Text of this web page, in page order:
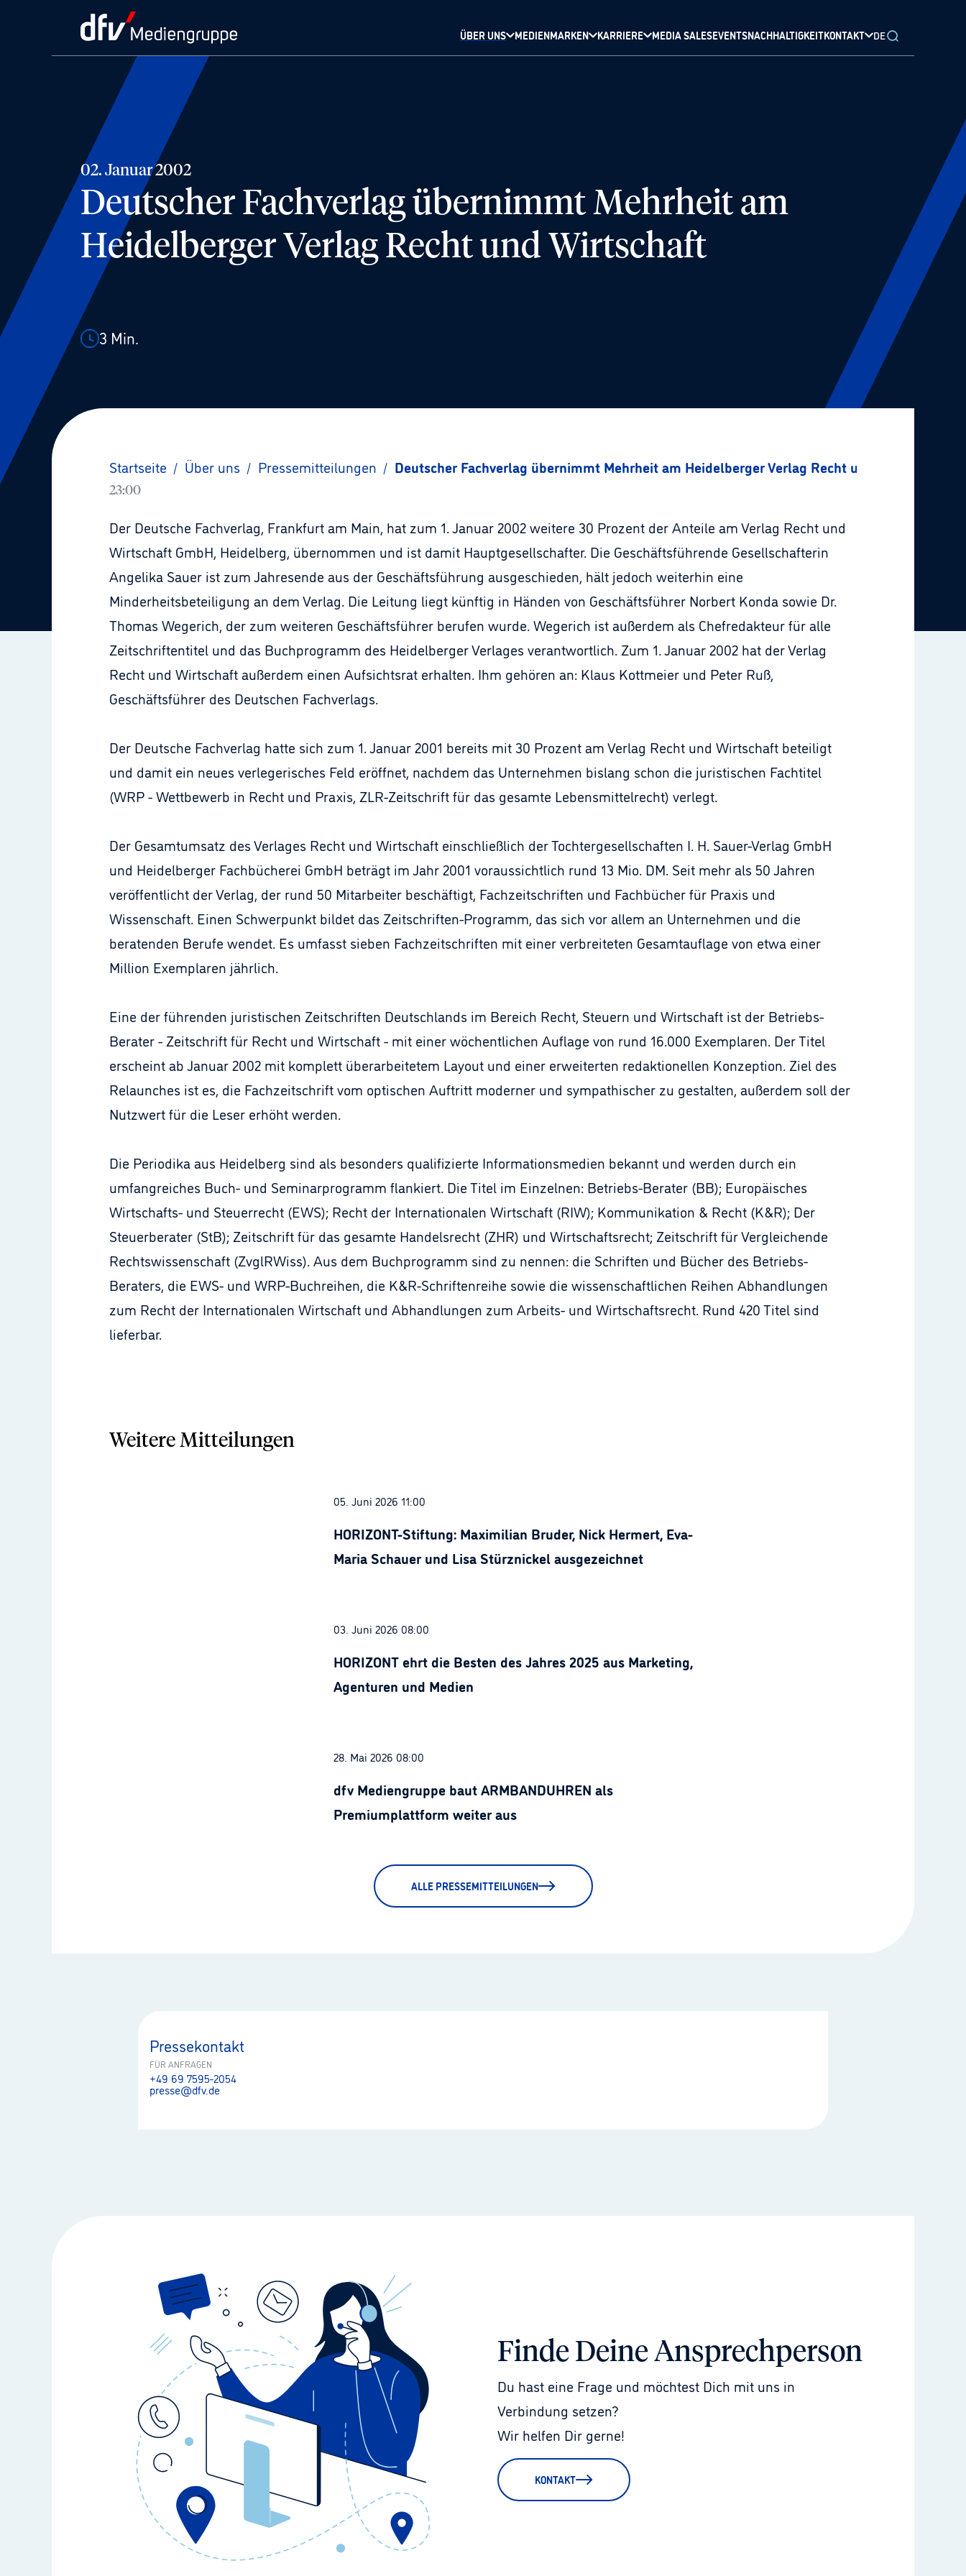
ÜBER UNS MEDIENMARKEN KARRIERE MEDIA SALESEVENTSNACHHALTIGKEITKONTAKT DE
02. Januar 2002
Deutscher Fachverlag übernimmt Mehrheit am
Heidelberger Verlag Recht und Wirtschaft
3 Min.
Startseite / Über uns / Pressemitteilungen / Deutscher Fachverlag übernimmt Mehrheit am Heidelberger Verlag Recht und Wirtschaft
23:00
Der Deutsche Fachverlag, Frankfurt am Main, hat zum 1. Januar 2002 weitere 30 Prozent der Anteile am Verlag Recht und
Wirtschaft GmbH, Heidelberg, übernommen und ist damit Hauptgesellschafter. Die Geschäftsführende Gesellschafterin
Angelika Sauer ist zum Jahresende aus der Geschäftsführung ausgeschieden, hält jedoch weiterhin eine
Minderheitsbeteiligung an dem Verlag. Die Leitung liegt künftig in Händen von Geschäftsführer Norbert Konda sowie Dr.
Thomas Wegerich, der zum weiteren Geschäftsführer berufen wurde. Wegerich ist außerdem als Chefredakteur für alle
Zeitschriftentitel und das Buchprogramm des Heidelberger Verlages verantwortlich. Zum 1. Januar 2002 hat der Verlag
Recht und Wirtschaft außerdem einen Aufsichtsrat erhalten. Ihm gehören an: Klaus Kottmeier und Peter Ruß,
Geschäftsführer des Deutschen Fachverlags.
Der Deutsche Fachverlag hatte sich zum 1. Januar 2001 bereits mit 30 Prozent am Verlag Recht und Wirtschaft beteiligt
und damit ein neues verlegerisches Feld eröffnet, nachdem das Unternehmen bislang schon die juristischen Fachtitel
(WRP - Wettbewerb in Recht und Praxis, ZLR-Zeitschrift für das gesamte Lebensmittelrecht) verlegt.
Der Gesamtumsatz des Verlages Recht und Wirtschaft einschließlich der Tochtergesellschaften I. H. Sauer-Verlag GmbH
und Heidelberger Fachbücherei GmbH beträgt im Jahr 2001 voraussichtlich rund 13 Mio. DM. Seit mehr als 50 Jahren
veröffentlicht der Verlag, der rund 50 Mitarbeiter beschäftigt, Fachzeitschriften und Fachbücher für Praxis und
Wissenschaft. Einen Schwerpunkt bildet das Zeitschriften-Programm, das sich vor allem an Unternehmen und die
beratenden Berufe wendet. Es umfasst sieben Fachzeitschriften mit einer verbreiteten Gesamtauflage von etwa einer
Million Exemplaren jährlich.
Eine der führenden juristischen Zeitschriften Deutschlands im Bereich Recht, Steuern und Wirtschaft ist der Betriebs-
Berater - Zeitschrift für Recht und Wirtschaft - mit einer wöchentlichen Auflage von rund 16.000 Exemplaren. Der Titel
erscheint ab Januar 2002 mit komplett überarbeitetem Layout und einer erweiterten redaktionellen Konzeption. Ziel des
Relaunches ist es, die Fachzeitschrift vom optischen Auftritt moderner und sympathischer zu gestalten, außerdem soll der
Nutzwert für die Leser erhöht werden.
Die Periodika aus Heidelberg sind als besonders qualifizierte Informationsmedien bekannt und werden durch ein
umfangreiches Buch- und Seminarprogramm flankiert. Die Titel im Einzelnen: Betriebs-Berater (BB); Europäisches
Wirtschafts- und Steuerrecht (EWS); Recht der Internationalen Wirtschaft (RIW); Kommunikation & Recht (K&R); Der
Steuerberater (StB); Zeitschrift für das gesamte Handelsrecht (ZHR) und Wirtschaftsrecht; Zeitschrift für Vergleichende
Rechtswissenschaft (ZvglRWiss). Aus dem Buchprogramm sind zu nennen: die Schriften und Bücher des Betriebs-
Beraters, die EWS- und WRP-Buchreihen, die K&R-Schriftenreihe sowie die wissenschaftlichen Reihen Abhandlungen
zum Recht der Internationalen Wirtschaft und Abhandlungen zum Arbeits- und Wirtschaftsrecht. Rund 420 Titel sind
lieferbar.
Weitere Mitteilungen
05. Juni 2026 11:00
HORIZONT-Stiftung: Maximilian Bruder, Nick Hermert, Eva-
Maria Schauer und Lisa Stürznickel ausgezeichnet
03. Juni 2026 08:00
HORIZONT ehrt die Besten des Jahres 2025 aus Marketing,
Agenturen und Medien
28. Mai 2026 08:00
dfv Mediengruppe baut ARMBANDUHREN als
Premiumplattform weiter aus
ALLE PRESSEMITTEILUNGEN
Pressekontakt
FÜR ANFRAGEN
+49 69 7595-2054
presse@dfv.de
Finde Deine Ansprechperson
Du hast eine Frage und möchtest Dich mit uns in
Verbindung setzen?
Wir helfen Dir gerne!
KONTAKT